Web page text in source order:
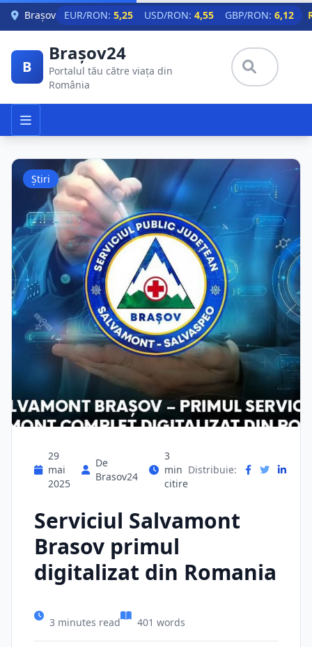
Skip to main content
Brașov EUR/RON: 5,25 USD/RON: 4,55 GBP/RON: 6,12
B
Brașov24
Portalul tău către viața din
România
Știri
29
mai
2025
De
Brasov24
3
min
citire
Distribuie:
Serviciul Salvamont
Brasov primul
digitalizat din Romania
3 minutes read 401 words